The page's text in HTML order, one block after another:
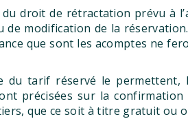
droit de rétractation prévu à
modification de la
que sont les acomptes ne
tarif réservé le permettent,
précisées sur la
que ce soit à titre gratuit ou